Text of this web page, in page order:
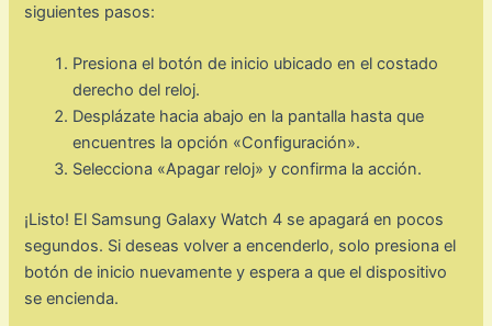
siguientes pasos:
Presiona el botón de inicio ubicado en el costado
derecho del reloj.
Desplázate hacia abajo en la pantalla hasta que
encuentres la opción «Configuración».
Selecciona «Apagar reloj» y confirma la acción.
¡Listo! El Samsung Galaxy Watch 4 se apagará en pocos
segundos. Si deseas volver a encenderlo, solo presiona el
botón de inicio nuevamente y espera a que el dispositivo
se encienda.